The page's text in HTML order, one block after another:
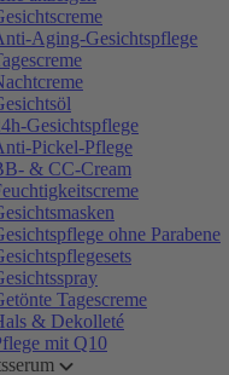
Aging-Gesichtspflege
Gesichtspflege
Pickel-Pflege
& CC-Cream
ohne Parabene
Tagescreme
& Dekolleté
mit Q10